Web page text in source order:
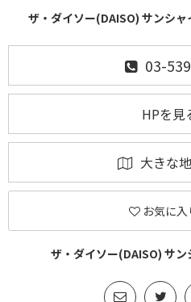
ザ・ダイソー(DAISO) サンシャ
03-
HPを見
大きな
お気に
ザ・ダイソー(DAISO) サ